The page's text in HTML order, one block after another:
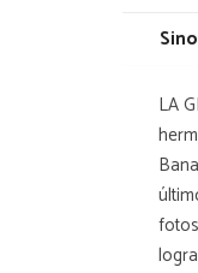
LA